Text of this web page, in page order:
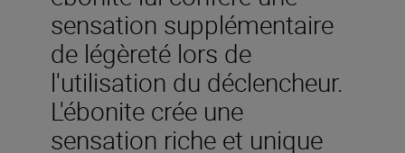
sensation supplémentaire
de légèreté lors de
l'utilisation du déclencheur.
L'ébonite crée une
sensation riche et unique